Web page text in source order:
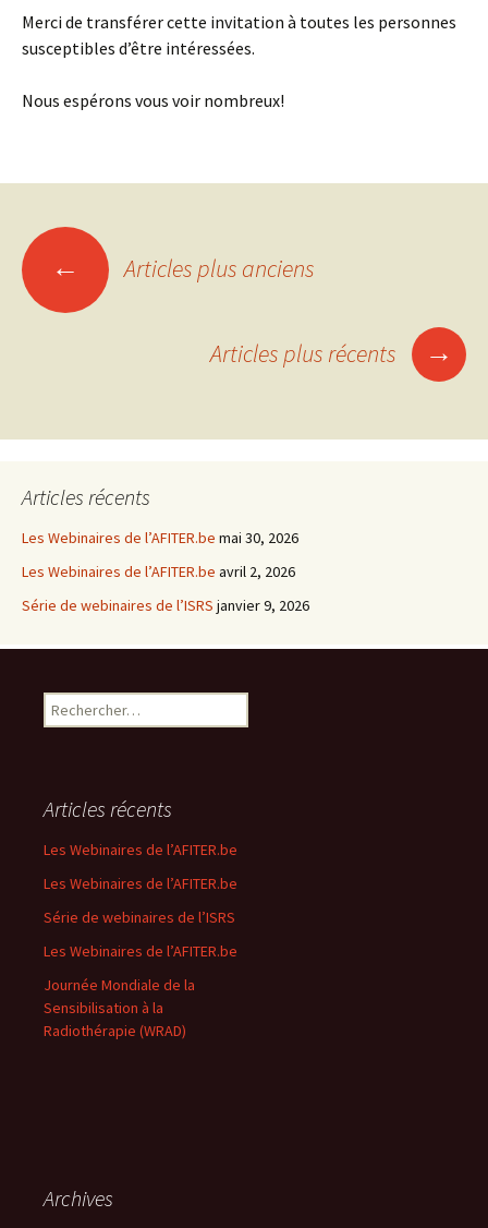
Merci de transférer cette invitation à toutes les personnes
susceptibles d’être intéressées.
Nous espérons vous voir nombreux!
Navigation
articles
← Articles plus anciens
Articles plus récents →
Articles récents
Les Webinaires de l’AFITER.be mai 30, 2026
Les Webinaires de l’AFITER.be avril 2, 2026
Série de webinaires de l’ISRS janvier 9, 2026
R
e
r
c
e
r
:
Articles récents
Les Webinaires de l’AFITER.be
Les Webinaires de l’AFITER.be
Série de webinaires de l’ISRS
Les Webinaires de l’AFITER.be
Journée Mondiale de la
Sensibilisation à la
Radiothérapie (WRAD)
Archives